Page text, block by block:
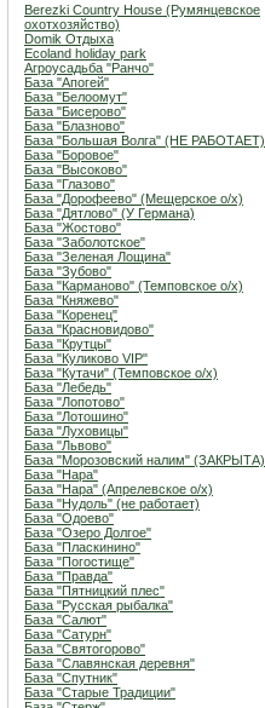
Berezki Country House (Румянцевское
охотхозяйство)
Domik Отдыха
Ecoland holiday park
Агроусадьба "Ранчо"
База "Апогей"
База "Белоомут"
База "Бисерово"
База "Блазново"
База "Большая Волга" (НЕ РАБОТАЕТ)
База "Боровое"
База "Высоково"
База "Глазово"
База "Дорофеево" (Мещерское о/х)
База "Дятлово" (У Германа)
База "Жостово"
База "Заболотское"
База "Зеленая Лощина"
База "Зубово"
База "Карманово" (Темповское о/х)
База "Княжево"
База "Коренец"
База "Красновидово"
База "Крутцы"
База "Куликово VIP"
База "Кутачи" (Темповское о/х)
База "Лебедь"
База "Лопотово"
База "Лотошино"
База "Луховицы"
База "Львово"
База "Морозовский налим" (ЗАКРЫТА)
База "Нара"
База "Нара" (Апрелевское о/х)
База "Нудоль" (не работает)
База "Одоево"
База "Озеро Долгое"
База "Пласкинино"
База "Погостище"
База "Правда"
База "Пятницкий плес"
База "Русская рыбалка"
База "Салют"
База "Сатурн"
База "Святогорово"
База "Славянская деревня"
База "Спутник"
База "Старые Традиции"